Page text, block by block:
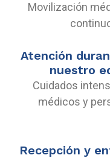
Movilización
Atención
nuestro
Cuidados
médicos y
Recepción y